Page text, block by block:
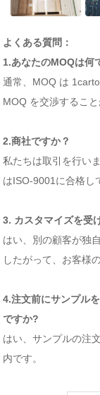
よくある質問：
1.あなたのMOQは何
通常、MOQ は
MOQ を交渉すること
2.商社ですか？
私たちは取引を行い
はISO-9001に合格し
3. カスタマイズを受
はい、別の顧客が独
したがって、お客様
4.注文前にサンプル
ですか?
はい、サンプルの注
内です。